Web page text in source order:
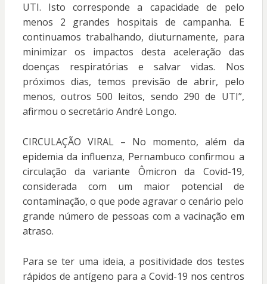
UTI. Isto corresponde a capacidade de pelo
menos 2 grandes hospitais de campanha. E
continuamos trabalhando, diuturnamente, para
minimizar os impactos desta aceleração das
doenças respiratórias e salvar vidas. Nos
próximos dias, temos previsão de abrir, pelo
menos, outros 500 leitos, sendo 290 de UTI”,
afirmou o secretário André Longo.
CIRCULAÇÃO VIRAL – No momento, além da
epidemia da influenza, Pernambuco confirmou a
circulação da variante Ômicron da Covid-19,
considerada com um maior potencial de
contaminação, o que pode agravar o cenário pelo
grande número de pessoas com a vacinação em
atraso.
Para se ter uma ideia, a positividade dos testes
rápidos de antígeno para a Covid-19 nos centros